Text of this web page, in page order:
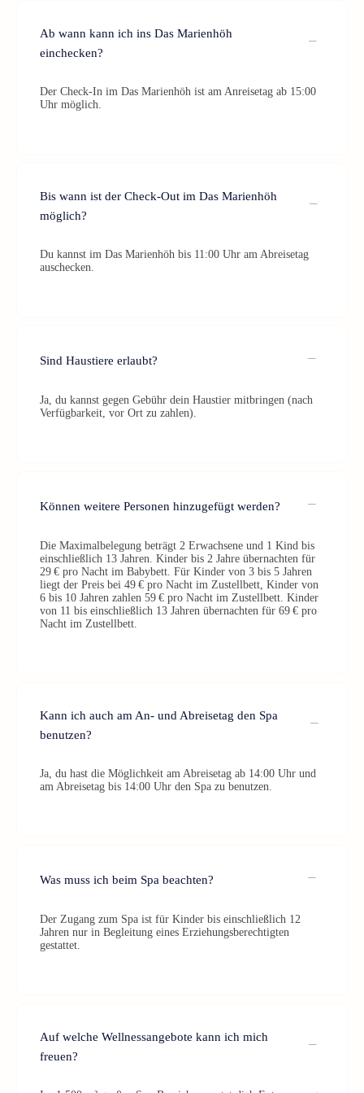
Ab wann kann ich ins Das Marienhöh
einchecken?
Der Check-In im Das Marienhöh ist am Anreisetag ab 15:00
Uhr möglich.
Bis wann ist der Check-Out im Das Marienhöh
möglich?
Du kannst im Das Marienhöh bis 11:00 Uhr am Abreisetag
auschecken.
Sind Haustiere erlaubt?
Ja, du kannst gegen Gebühr dein Haustier mitbringen (nach
Verfügbarkeit, vor Ort zu zahlen).
Können weitere Personen hinzugefügt werden?
Die Maximalbelegung beträgt 2 Erwachsene und 1 Kind bis
einschließlich 13 Jahren. Kinder bis 2 Jahre übernachten für
29 € pro Nacht im Babybett. Für Kinder von 3 bis 5 Jahren
liegt der Preis bei 49 € pro Nacht im Zustellbett, Kinder von
6 bis 10 Jahren zahlen 59 € pro Nacht im Zustellbett. Kinder
von 11 bis einschließlich 13 Jahren übernachten für 69 € pro
Nacht im Zustellbett.
Kann ich auch am An- und Abreisetag den Spa
benutzen?
Ja, du hast die Möglichkeit am Abreisetag ab 14:00 Uhr und
am Abreisetag bis 14:00 Uhr den Spa zu benutzen.
Was muss ich beim Spa beachten?
Der Zugang zum Spa ist für Kinder bis einschließlich 12
Jahren nur in Begleitung eines Erziehungsberechtigten
gestattet.
Auf welche Wellnessangebote kann ich mich
freuen?